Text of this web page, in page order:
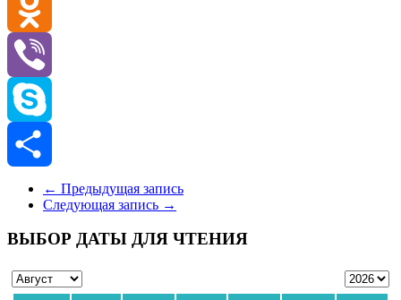
VK
Odnoklassniki
Viber
Skype
Отправить
← Предыдущая запись
Следующая запись →
ВЫБОР ДАТЫ ДЛЯ ЧТЕНИЯ